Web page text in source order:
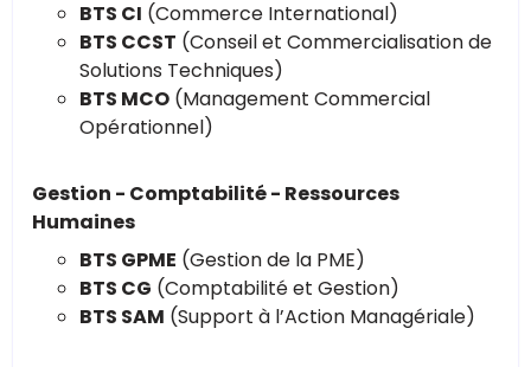
BTS CI (Commerce International)
BTS CCST (Conseil et Commercialisation de
Solutions Techniques)
BTS MCO (Management Commercial
Opérationnel)
Gestion - Comptabilité - Ressources
Humaines
BTS GPME (Gestion de la PME)
BTS CG (Comptabilité et Gestion)
BTS SAM (Support à l’Action Managériale)